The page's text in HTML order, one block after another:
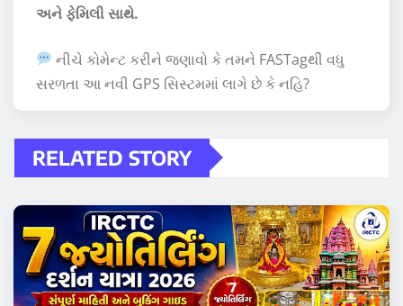
અને ફેમિલી સાથે.
નીચે કોમેન્ટ કરીને જણાવો કે તમને FASTagથી વધુ
સરળતા આ નવી GPS સિસ્ટમમાં લાગે છે કે નહિ?
RELATED STORY